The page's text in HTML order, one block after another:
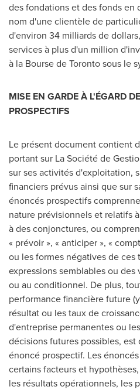
des fondations et des fonds en
nom d'une clientèle de
d'environ 34 milliards de
services à plus d'un million
à la Bourse deTorontosous le
MISE EN GARDE À L'ÉGARD
PROSPECTIFS
Le présent document contient
portant sur La Société de
sur ses activités d'exploitation,
financiers prévus ainsi que sur
énoncés prospectifs
nature prévisionnels et relatifs
à des conjonctures, ou
« prévoir », « anticiper », «
ou les formes négatives de ces
expressions semblables ou
ou au conditionnel. De plus,
performance financière future
résultat ou les taux de
d'entreprise permanentes ou
décisions futures possibles,
énoncé prospectif. Les
certains facteurs et
les résultats opérationnels, les